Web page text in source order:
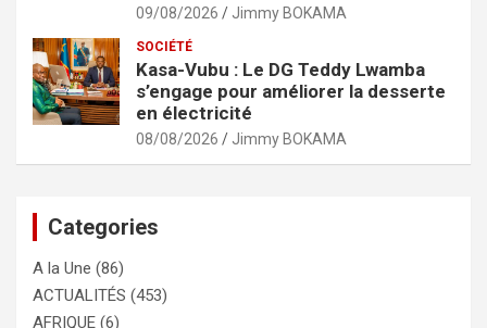
09/08/2026 Jimmy BOKAMA
SOCIÉTÉ
Kasa-Vubu : Le DG Teddy Lwamba
s’engage pour améliorer la desserte
en électricité
08/08/2026 Jimmy BOKAMA
Categories
A la Une (86)
ACTUALITÉS (453)
AFRIQUE (6)